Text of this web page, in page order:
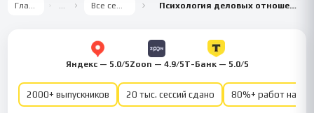
Главная … Все семестры Психология деловых отношений 3 семестр
Яндекс — 5.0/5Zoon — 4.9/5Т-Банк — 5.0/5
2000+ выпускников 20 тыс. сессий сдано 80%+ работ на